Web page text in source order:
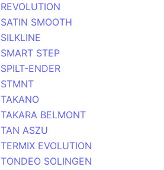
REVOLUTION
SATIN SMOOTH
SILKLINE
SMART STEP
SPILT-ENDER
STMNT
TAKANO
TAKARA BELMONT
TAN ASZU
TERMIX EVOLUTION
TONDEO SOLINGEN